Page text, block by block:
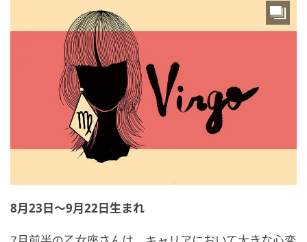
8月23日～9月22日生まれ